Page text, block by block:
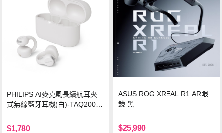
PHILIPS AI麥克風長續航耳夾
式無線藍牙耳機(白)-TAQ2000
$1,780
ASUS ROG XREAL R1 AR眼
鏡 黑
$25,990